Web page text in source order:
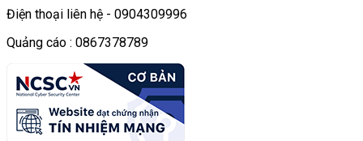
Điện thoại liên hệ - 0904309996
Quảng cáo : 0867378789